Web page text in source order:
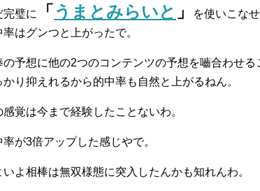
完璧に 「うまとみらいと 」
を使いこな
率はグンつと上がったで。
の予想に他の2つのコンテンツの予想を嚙合わせ
かり抑えれるから的中率も自然と上がるねん。
感覚は今まで経験したことないわ。
率が3倍アップした感じやで。
いよ相棒は無双様態に突入したんかも知れんわ。